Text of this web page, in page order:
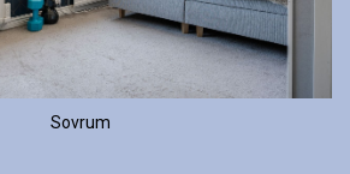
Sovrum